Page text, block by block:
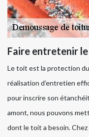
Faire entretenir
Le toit est la protection
réalisation d’entretien
pour inscrire son
amont, nous pouvons
dont le toit a besoin.